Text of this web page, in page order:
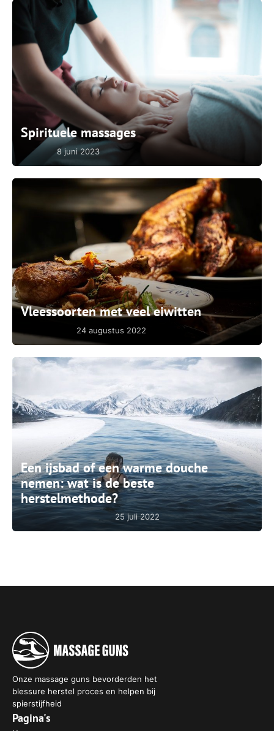
Spirituele massages
8 juni 2023
Vleessoorten met veel eiwitten
24 augustus 2022
Een ijsbad of een warme douche
nemen: wat is de beste
herstelmethode?
25 juli 2022
Onze massage guns bevorderden het
blessure herstel proces en helpen bij
spierstijfheid
Pagina's